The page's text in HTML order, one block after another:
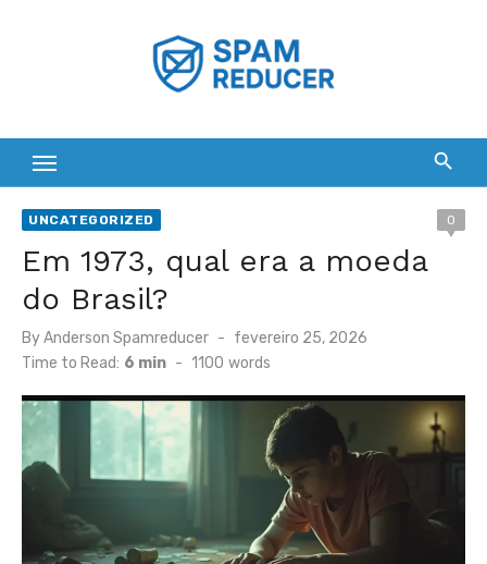
UNCATEGORIZED 0
Em 1973, qual era a moeda
do Brasil?
ByAnderson Spamreducer
Posted
on
fevereiro 25, 2026
Time to Read: 6 min - 1100 words